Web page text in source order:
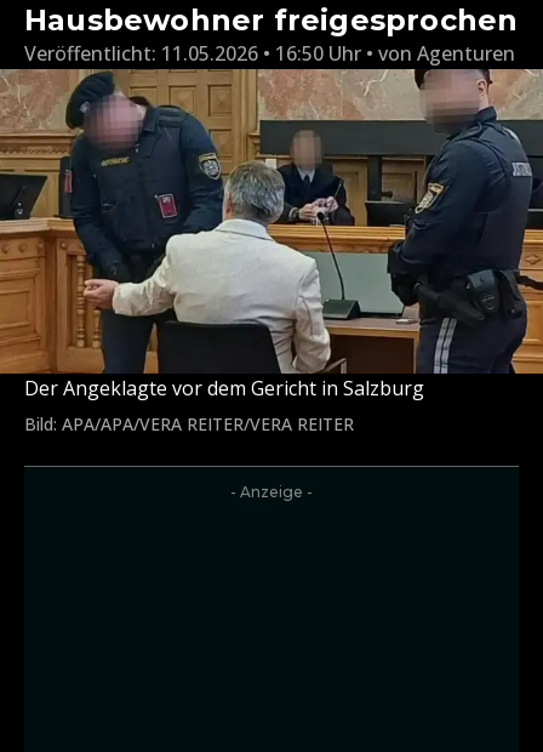
Hausbewohner freigesprochen
Veröffentlicht: 11.05.2026 • 16:50 Uhr von Agenturen
Der Angeklagte vor dem Gericht in Salzburg
Bild: APA/APA/VERA REITER/VERA REITER
- Anzeige -